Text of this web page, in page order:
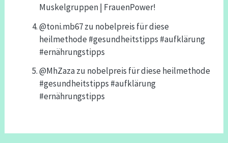
Muskelgruppen | FrauenPower!
@toni.mb67zu nobelpreis für diese
heilmethode #gesundheitstipps #aufklärung
#ernährungstipps
@MhZazazu nobelpreis für diese heilmethode
#gesundheitstipps #aufklärung
#ernährungstipps